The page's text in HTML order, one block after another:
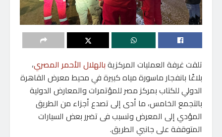
تلقت غرفة العمليات المركزيةبالهلال الأحمر المصري،
بلاغًا بانفجار ماسورة مياه كبيرة في محيط معرض القاهرة
الدولي للكتاب بمركز مصر للمؤتمرات والمعارض الدولية
بالتجمع الخامس، ما أدى إلى تصدع أجزاء من الطريق
المؤدي إلى المعرض وتسبب فى تضرر بعض السيارات
المتوقفة على جانبي الطريق.